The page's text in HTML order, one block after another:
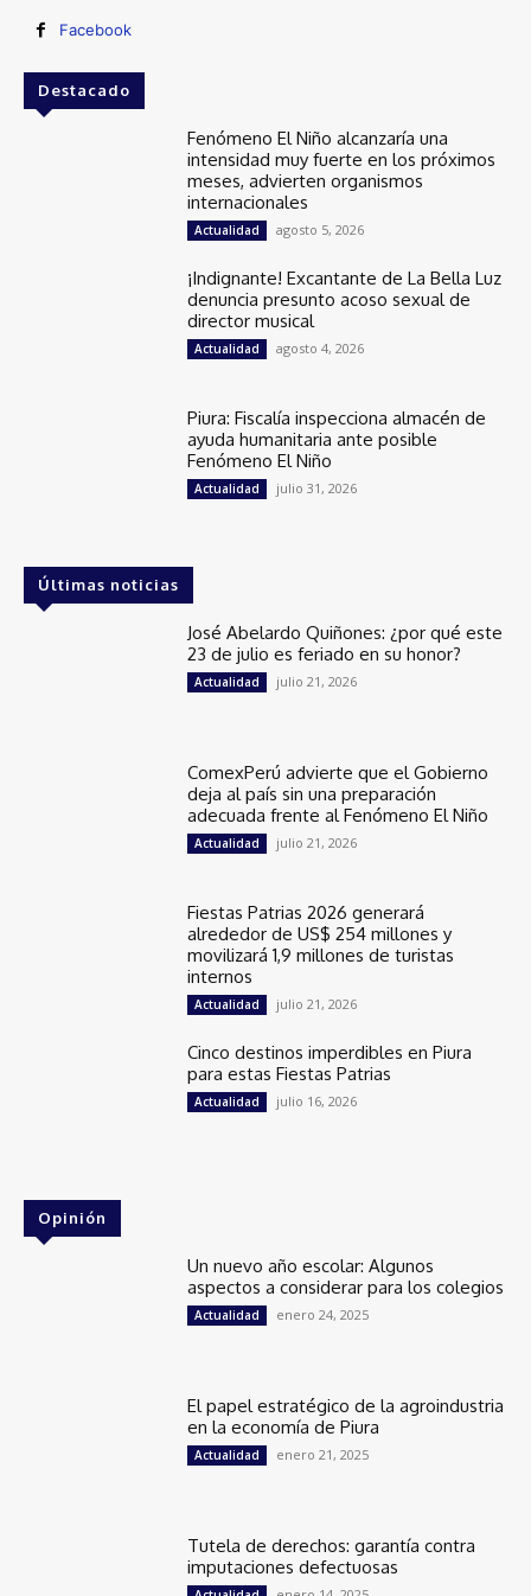
Facebook
Destacado
Fenómeno El Niño alcanzaría una
intensidad muy fuerte en los próximos
meses, advierten organismos
internacionales
Actualidad agosto 5, 2026
¡Indignante! Excantante de La Bella Luz
denuncia presunto acoso sexual de
director musical
Actualidad agosto 4, 2026
Piura: Fiscalía inspecciona almacén de
ayuda humanitaria ante posible
Fenómeno El Niño
Actualidad julio 31, 2026
Últimas noticias
José Abelardo Quiñones: ¿por qué este
23 de julio es feriado en su honor?
Actualidad julio 21, 2026
ComexPerú advierte que el Gobierno
deja al país sin una preparación
adecuada frente al Fenómeno El Niño
Actualidad julio 21, 2026
Fiestas Patrias 2026 generará
alrededor de US$ 254 millones y
movilizará 1,9 millones de turistas
internos
Actualidad julio 21, 2026
Cinco destinos imperdibles en Piura
para estas Fiestas Patrias
Actualidad julio 16, 2026
Opinión
Un nuevo año escolar: Algunos
aspectos a considerar para los colegios
Actualidad enero 24, 2025
El papel estratégico de la agroindustria
en la economía de Piura
Actualidad enero 21, 2025
Tutela de derechos: garantía contra
imputaciones defectuosas